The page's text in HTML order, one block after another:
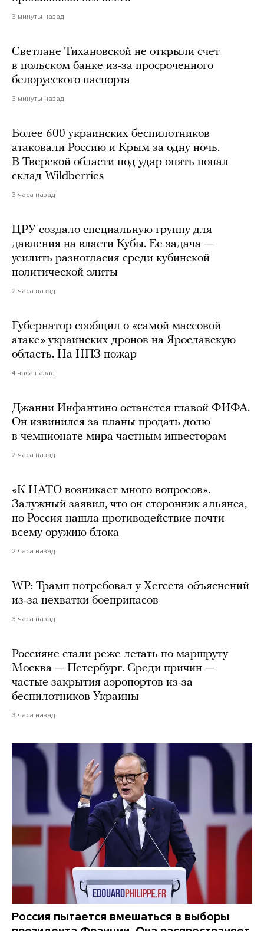
3 минуты назад
Светлане Тихановской не открыли счет
в польском банке из-за просроченного
белорусского паспорта
3 минуты назад
Более 600 украинских беспилотников
атаковали Россию и Крым за одну ночь.
В Тверской области под удар опять попал
склад Wildberries
3 часа назад
ЦРУ создало специальную группу для
давления на власти Кубы. Ее задача —
усилить разногласия среди кубинской
политической элиты
2 часа назад
Губернатор сообщил о «самой массовой
атаке» украинских дронов на Ярославскую
область. На НПЗ пожар
4 часа назад
Джанни Инфантино останется главой ФИФА.
Он извинился за планы продать долю
в чемпионате мира частным инвесторам
2 часа назад
«К НАТО возникает много вопросов».
Залужный заявил, что он сторонник альянса,
но Россия нашла противодействие почти
всему оружию блока
2 часа назад
WP: Трамп потребовал у Хегсета объяснений
из-за нехватки боеприпасов
3 часа назад
Россияне стали реже летать по маршруту
Москва — Петербург. Среди причин —
частые закрытия аэропортов из-за
беспилотников Украины
3 часа назад
Россия пытается вмешаться в выборы